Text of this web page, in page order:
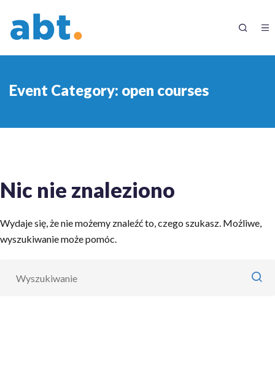
Event Category: open courses
Nic nie znaleziono
Wydaje się, że nie możemy znaleźć to, czego szukasz. Możliwe,
wyszukiwanie może pomóc.